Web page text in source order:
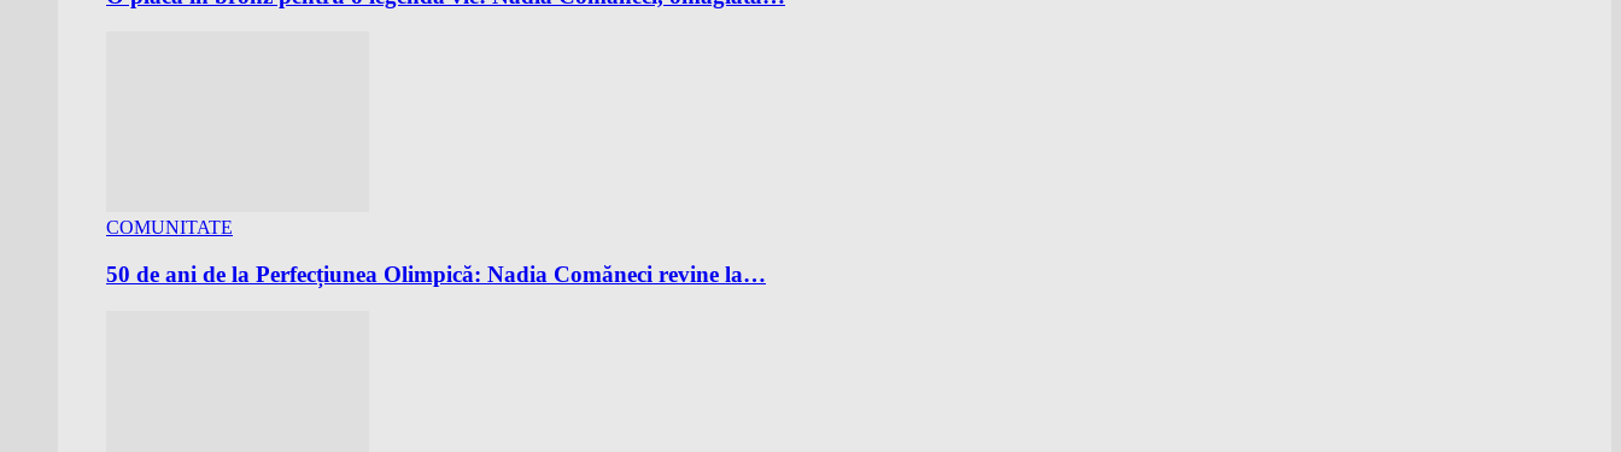
COMUNITATE
50 de ani de la Perfecțiunea Olimpică: Nadia Comăneci revine la…